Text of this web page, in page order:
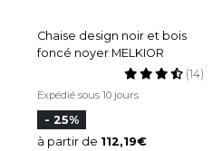
Chaise design noir et bois
foncé noyer MELKIOR
Expédié sous 10 jours
(14)
- 25%
à partir de 112,19